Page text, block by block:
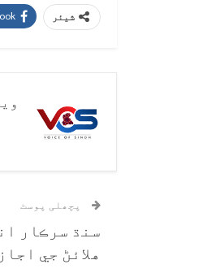
شیئر
پچھلی پوسٹ
سنڌ سرڪار
هلائڻ جي